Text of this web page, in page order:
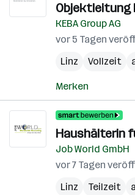
Objektleitung
KEBA Group AG
vor 5 Tagen
Linz
Vollzeit
Merken
Haushälterin
Job World GmbH
vor 7 Tagen
Linz
Teilzeit